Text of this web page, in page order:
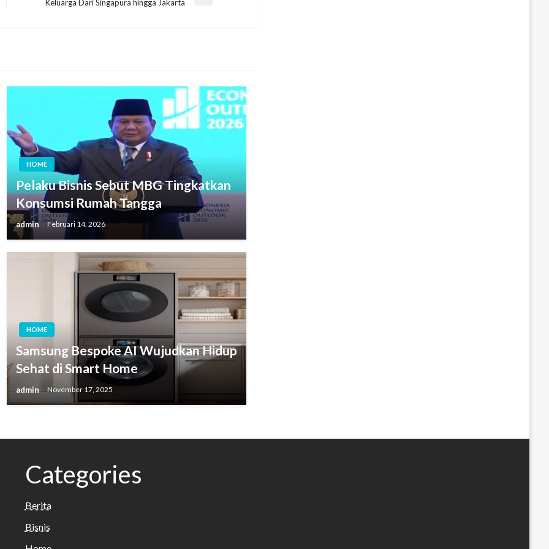
Keluarga Dari Singapura hingga Jakarta
HOME
Pelaku Bisnis Sebut MBG Tingkatkan
Konsumsi Rumah Tangga
admin Februari 14, 2026
HOME
Samsung Bespoke AI Wujudkan Hidup
Sehat di Smart Home
admin November 17, 2025
Categories
Berita
Bisnis